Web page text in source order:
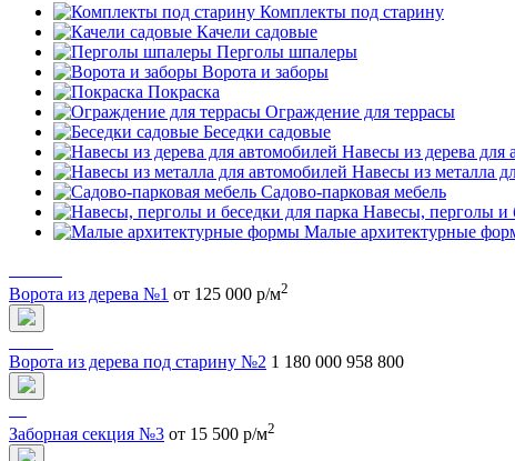
Комплекты под старину
Качели садовые
Перголы шпалеры
Ворота и заборы
Покраска
Ограждение для террасы
Беседки садовые
Навесы из дерева для
Навесы из металла
Садово-парковая мебель
Навесы, перголы и
Малые архитектурные
Ворота из дерева №1 от 125 000 р/м2
Ворота из дерева под старину №2 1 180 000 958 800
Заборная секция №3 от 15 500 р/м2